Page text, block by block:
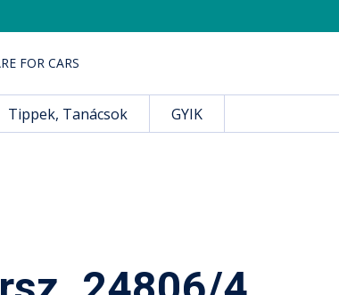
FOR CARS
Tippek, Tanácsok GYIK